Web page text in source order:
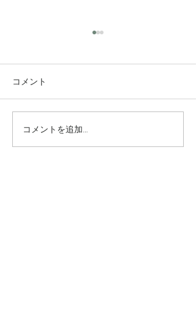
究極のアンチエイジング
美容水
コメント
コメントを追加…